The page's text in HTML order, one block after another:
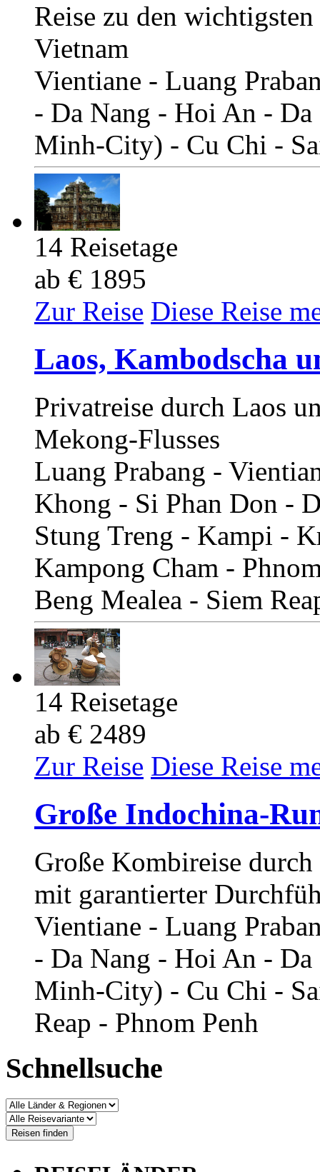
Reise zu den
Vietnam
Vientiane - Luang
- Da Nang - Hoi An -
Minh-City) - Cu Chi -
14 Reisetage
ab € 1895
Zur Reise Diese Reise
Laos, Kambodscha
Privatreise durch Laos
Mekong-Flusses
Luang Prabang -
Khong - Si Phan Don -
Stung Treng - Kampi -
Kampong Cham -
Beng Mealea - Siem
14 Reisetage
ab € 2489
Zur Reise Diese Reise
Große Indochina-
Große Kombireise
mit garantierter
Vientiane - Luang
- Da Nang - Hoi An -
Minh-City) - Cu Chi -
Reap - Phnom Penh
Schnellsuche